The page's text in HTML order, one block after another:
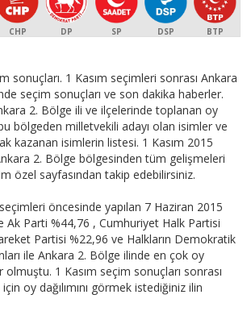
CHP DP SP DSP BTP
sonuçları. 1 Kasım seçimleri sonrası Ankara
seçim sonuçları ve son dakika haberler.
2. Bölge ili ve ilçelerinde toplanan oy
bu bölgeden milletvekili adayı olan isimler ve
kazanan isimlerin listesi. 1 Kasım 2015
2. Bölge bölgesinden tüm gelişmeleri
özel sayfasından takip edebilirsiniz.
öncesinde yapılan 7 Haziran 2015
Ak Parti %44,76 , Cumhuriyet Halk Partisi
Partisi %22,96 ve Halkların Demokratik
ile Ankara 2. Bölge ilinde en çok oy
1 Kasım seçim sonuçları sonrası
oy dağılımını görmek istediğiniz ilin